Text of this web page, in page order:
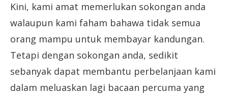
Kini, kami amat memerlukan sokongan anda
walaupun kami faham bahawa tidak semua
orang mampu untuk membayar kandungan.
Tetapi dengan sokongan anda, sedikit
sebanyak dapat membantu perbelanjaan kami
dalam meluaskan lagi bacaan percuma yang